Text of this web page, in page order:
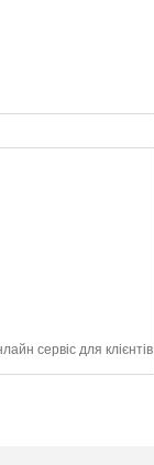
сервіс для клієнтів